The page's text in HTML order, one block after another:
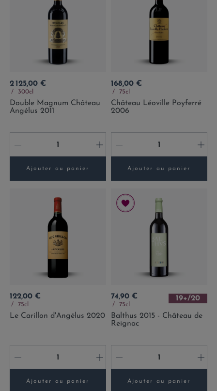
Prix
2 125,00 €
300cl
Double Magnum Château
Angélus 2011
- +
Ajouter au panier
Prix
168,00 €
75cl
Château Léoville Poyferré
2006
- +
Ajouter au panier
Prix
122,00 €
75cl
Le Carillon d'Angélus 2020
- +
Ajouter au panier
Prix
74,90 €
75cl
19+/20
Balthus 2015 - Château de
Reignac
- +
Ajouter au panier